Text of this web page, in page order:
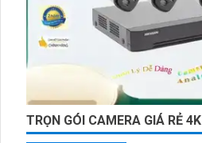
TRỌN GÓI CAMERA GIÁ RẺ 4K